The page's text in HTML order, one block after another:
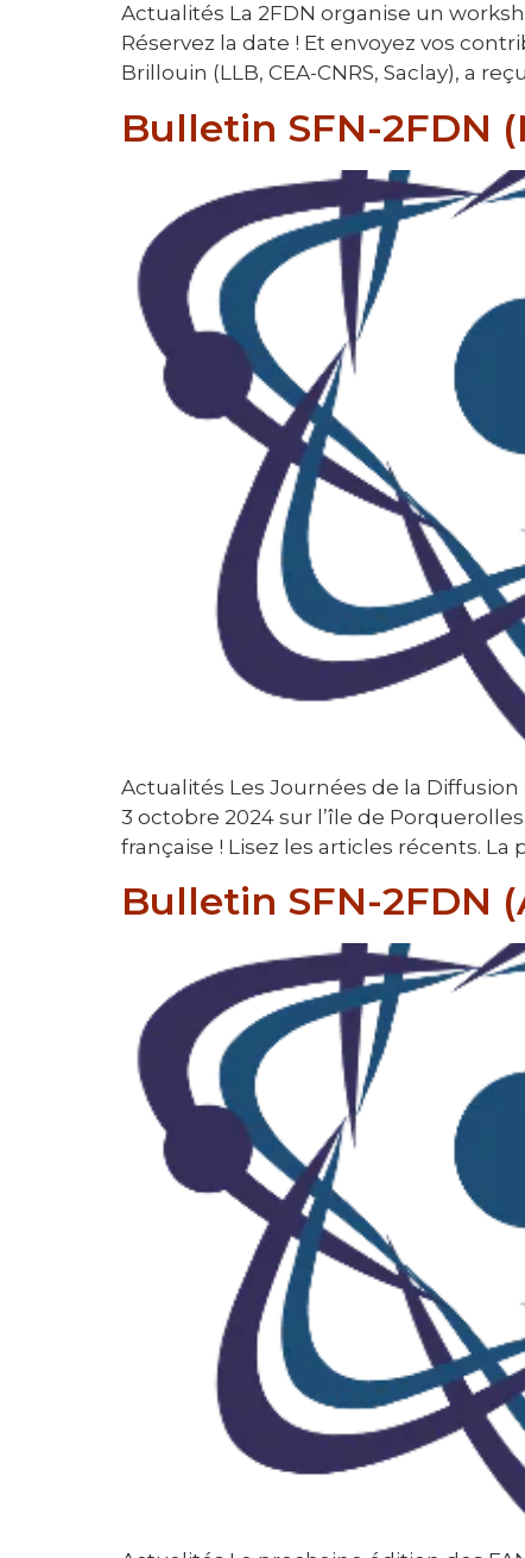
Actualités La 2FDN organise un
Réservez la date ! Et envoyez vos
Brillouin (LLB, CEA-CNRS, Saclay), a
Bulletin SFN-2FDN
Actualités Les Journées de la
3 octobre 2024 sur l’île de
française ! Lisez les articles récents.
Bulletin SFN-2FDN